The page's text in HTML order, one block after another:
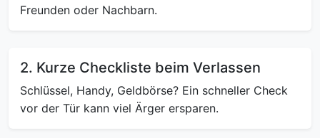
Freunden oder Nachbarn.
2. Kurze Checkliste beim Verlassen
Schlüssel, Handy, Geldbörse? Ein schneller Check
vor der Tür kann viel Ärger ersparen.